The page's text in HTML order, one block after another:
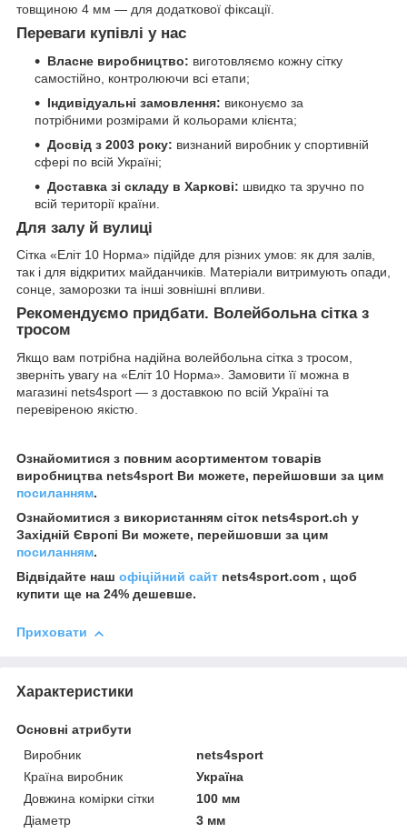
товщиною 4 мм — для додаткової фіксації.
Переваги купівлі у нас
Власне виробництво: виготовляємо кожну сітку
самостійно, контролюючи всі етапи;
Індивідуальні замовлення: виконуємо за
потрібними розмірами й кольорами клієнта;
Досвід з 2003 року: визнаний виробник у спортивній
сфері по всій Україні;
Доставка зі складу в Харкові: швидко та зручно по
всій території країни.
Для залу й вулиці
Сітка «Еліт 10 Норма» підійде для різних умов: як для залів,
так і для відкритих майданчиків. Матеріали витримують опади,
сонце, заморозки та інші зовнішні впливи.
Рекомендуємо придбати. Волейбольна сітка з
тросом
Якщо вам потрібна надійна волейбольна сітка з тросом,
зверніть увагу на «Еліт 10 Норма». Замовити її можна в
магазині nets4sport — з доставкою по всій Україні та
перевіреною якістю.
Ознайомитися з повним асортиментом товарів
виробництва nets4sport Ви можете, перейшовши за цим
посиланням.
Ознайомитися з використанням сіток nets4sport.ch у
Західній Європі Ви можете, перейшовши за цим
посиланням.
Відвідайте наш офіційний сайт nets4sport.com , щоб
купити ще на 24% дешевше.
Приховати
Характеристики
Основні атрибути
Виробник
nets4sport
Країна виробник
Україна
Довжина комірки сітки
100 мм
Діаметр
3 мм